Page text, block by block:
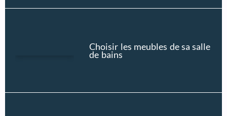
Choisir les meubles de sa salle
de bains